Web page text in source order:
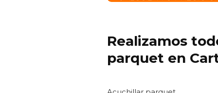
Realizamos
parquet en